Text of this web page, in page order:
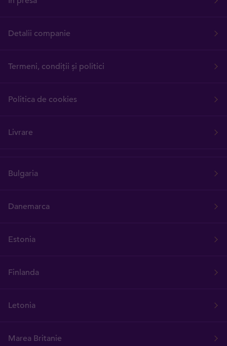
Detalii companie
Termeni, condiții și politici
Politica de cookies
Livrare
Bulgaria
Danemarca
Estonia
Finlanda
Letonia
Marea Britanie